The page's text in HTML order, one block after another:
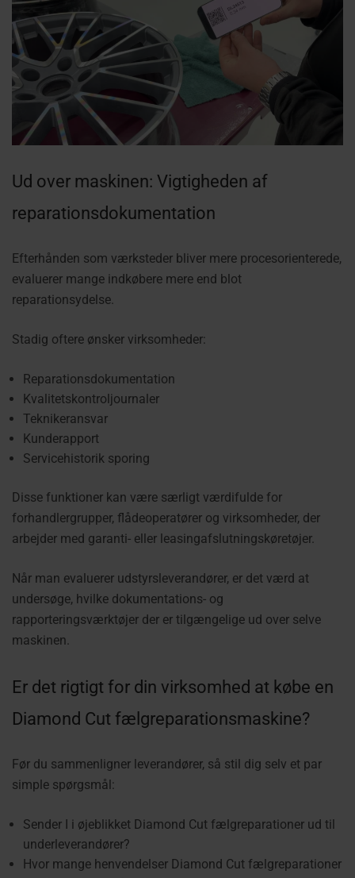
Ud over maskinen: Vigtigheden af
reparationsdokumentation
Efterhånden som værksteder bliver mere procesorienterede,
evaluerer mange indkøbere mere end blot
reparationsydelse.
Stadig oftere ønsker virksomheder:
Reparationsdokumentation
Kvalitetskontroljournaler
Teknikeransvar
Kunderapport
Servicehistorik sporing
Disse funktioner kan være særligt værdifulde for
forhandlergrupper, flådeoperatører og virksomheder, der
arbejder med garanti- eller leasingafslutningskøretøjer.
Når man evaluerer udstyrsleverandører, er det værd at
undersøge, hvilke dokumentations- og
rapporteringsværktøjer der er tilgængelige ud over selve
maskinen.
Er det rigtigt for din virksomhed at købe en
Diamond Cut fælgreparationsmaskine?
Før du sammenligner leverandører, så stil dig selv et par
simple spørgsmål:
Sender I i øjeblikket Diamond Cut fælgreparationer ud til
underleverandører?
Hvor mange henvendelser Diamond Cut fælgreparationer